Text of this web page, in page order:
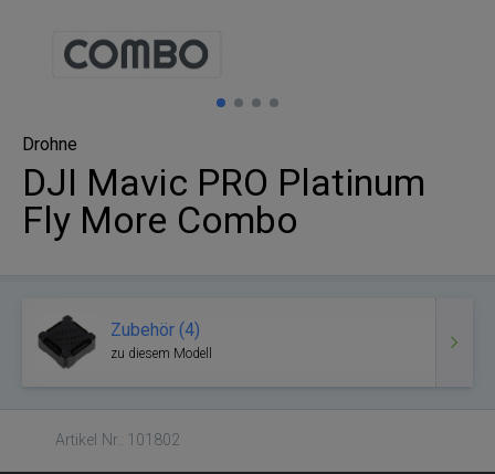
Drohne
DJI Mavic PRO Platinum
Fly More Combo
Zubehör (4)
zu diesem Modell
Artikel Nr.: 101802